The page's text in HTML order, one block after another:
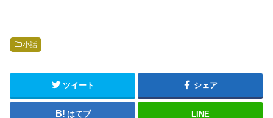
小話
ツイート シェア
はてブ LINE